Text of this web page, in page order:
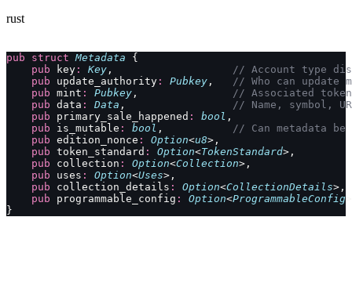
rust
pub struct Metadata {
    pub
key : Key , // Account type
    pub
update_authority : Pubkey , // Who can update
    pub
mint : Pubkey , // Associated
    pub
data : Data , // Name, symbol,
    pub
primary_sale_happened : bool ,
    pub
is_mutable : bool , // Can metadata be
    pub
edition_nonce : Option<u8>,
    pub
token_standard : Option<TokenStandard>,
    pub
collection : Option<Collection>,
    pub
uses : Option<Uses>,
    pub
collection_details : Option<CollectionDetails>,
    pub
programmable_config : Option<ProgrammableConfig
}